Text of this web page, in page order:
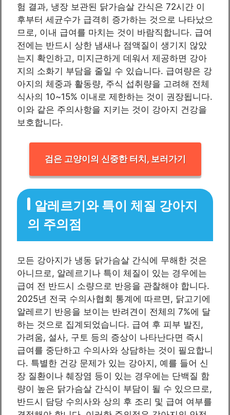
험 결과, 냉장 보관된 닭가슴살 간식은 72시간 이
후부터 세균수가 급격히 증가하는 것으로 나타났으
므로, 이내 급여를 마치는 것이 바람직합니다. 급여
전에는 반드시 상한 냄새나 점액질이 생기지 않았
는지 확인하고, 미지근하게 데워서 제공하면 강아
지의 소화기 부담을 줄일 수 있습니다. 급여량은 강
아지의 체중과 활동량, 주식 섭취량을 고려해 전체
식사의 10~15% 이내로 제한하는 것이 권장됩니다.
이와 같은 주의사항을 지키는 것이 강아지 건강을
보호합니다.
검은 고양이의 신중한 터치, 보러가기
알레르기와 특이 체질 강아지
의 주의점
모든 강아지가 냉동 닭가슴살 간식에 무해한 것은
아니므로, 알레르기나 특이 체질이 있는 경우에는
급여 전 반드시 소량으로 반응을 관찰해야 합니다.
2025년 전국 수의사협회 통계에 따르면, 닭고기에
알레르기 반응을 보이는 반려견이 전체의 7%에 달
하는 것으로 집계되었습니다. 급여 후 피부 발진,
가려움, 설사, 구토 등의 증상이 나타난다면 즉시
급여를 중단하고 수의사와 상담하는 것이 필요합니
다. 특별한 건강 문제가 있는 강아지, 예를 들어 신
장 질환이나 췌장염 등이 있는 경우에는 단백질 함
량이 높은 닭가슴살 간식이 부담이 될 수 있으므로,
반드시 담당 수의사와 상의 후 조리 및 급여 여부를